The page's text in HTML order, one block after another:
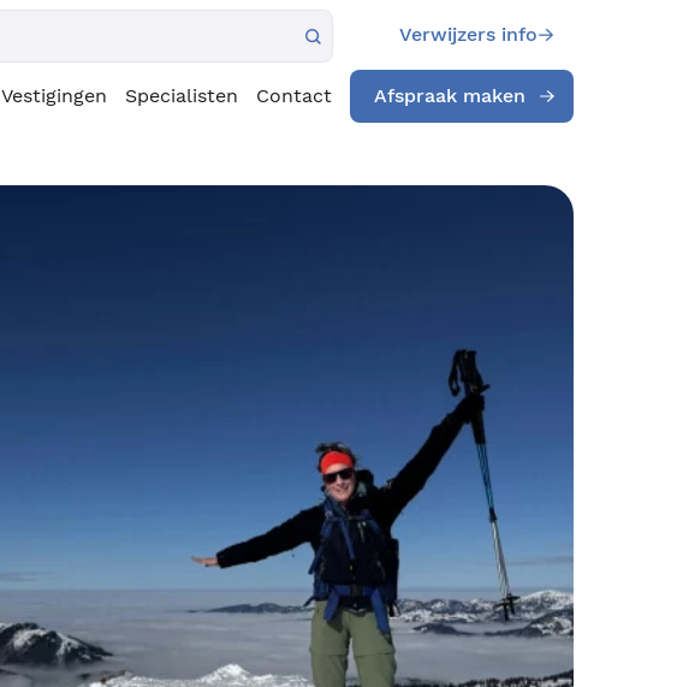
Verwijzers info
Vestigingen Specialisten Contact Afspraak maken